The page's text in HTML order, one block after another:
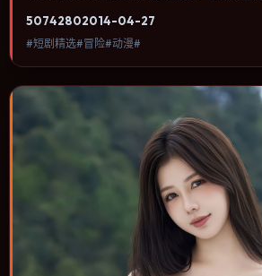
物选择与情节推进，节奏与视听语言统一，可
补片的选择。
50742802014-04-27
#短剧精选#冒险#动漫#